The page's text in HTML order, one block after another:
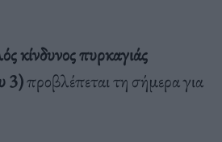
κίνδυνος πυρκαγιάς
3)προβλέπεται τη σήμερα για